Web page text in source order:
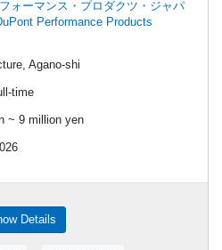
ォーマンス・プロダクツ・ジャパ
Performance Products
Agano-shi
time
~ 9 million yen
Details